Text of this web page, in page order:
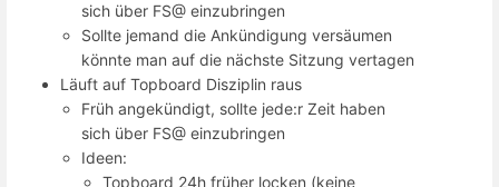
sich über FS@ einzubringen
Sollte jemand die Ankündigung versäumen
könnte man auf die nächste Sitzung vertagen
Läuft auf Topboard Disziplin raus
Früh angekündigt, sollte jede:r Zeit haben
sich über FS@ einzubringen
Ideen:
Topboard 24h früher locken (keine